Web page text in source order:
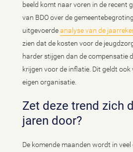
beeld komt naar voren in de recent
van BDO over de
uitgevoerdeanalyse van de
zien dat de kosten voor de
harder stijgen dan de compensatie
krijgen voor de inflatie. Dit geldt
eigen organisatie.
Zet deze trend zich de komende
jaren door?
De komende maanden wordt in